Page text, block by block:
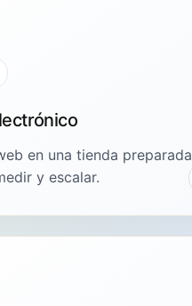
en una tienda preparada
y escalar.